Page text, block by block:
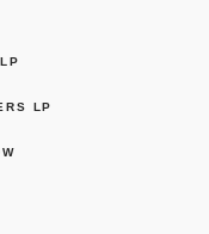
LP